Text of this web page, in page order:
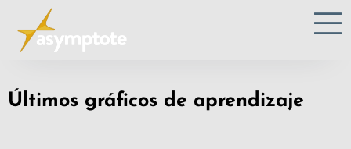
Últimos gráficos de aprendizaje